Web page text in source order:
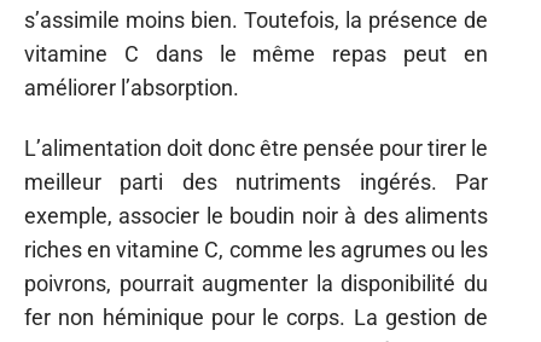
s’assimile moins bien. Toutefois, la présence de
vitamine C dans le même repas peut en
améliorer l’absorption.
L’alimentation doit donc être pensée pour tirer le
meilleur parti des nutriments ingérés. Par
exemple, associer le boudin noir à des aliments
riches en vitamine C, comme les agrumes ou les
poivrons, pourrait augmenter la disponibilité du
fer non héminique pour le corps. La gestion de